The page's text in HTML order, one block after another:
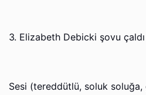
3. Elizabeth Debicki şovu çaldı
Sesi (tereddütlü, soluk soluğa,